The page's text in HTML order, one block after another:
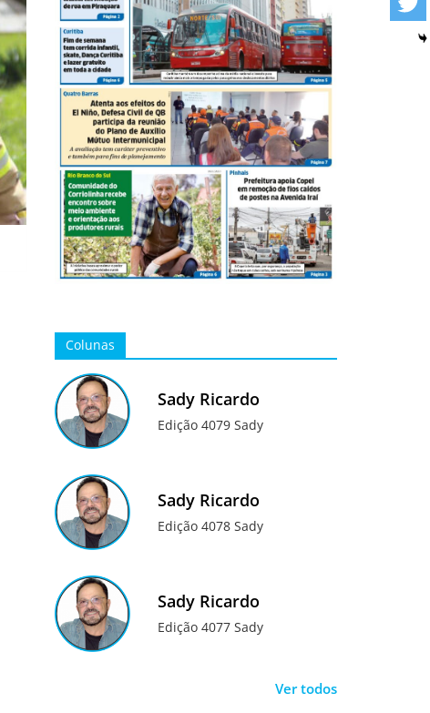
Colunas
Sady Ricardo
Edição 4079 Sady
Sady Ricardo
Edição 4078 Sady
Sady Ricardo
Edição 4077 Sady
Ver todos